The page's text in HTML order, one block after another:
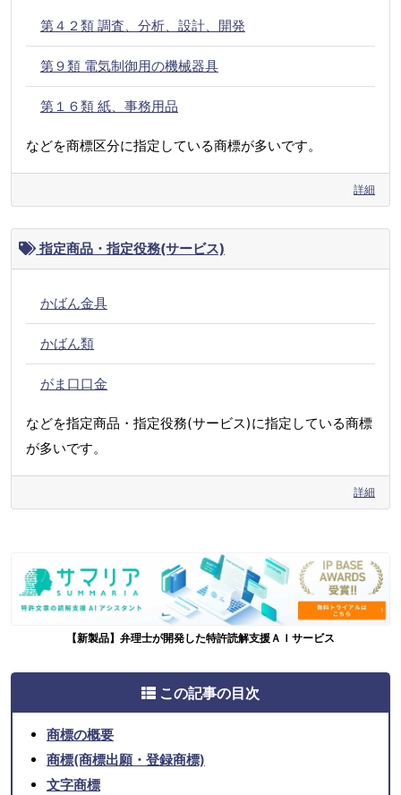
第４２類 調査、分析、設計、開発
第９類 電気制御用の機械器具
第１６類 紙、事務用品
などを商標区分に指定している商標が多いです。
詳細
指定商品・指定役務(サービス)
かばん金具
かばん類
がま口口金
などを指定商品・指定役務(サービス)に指定している商標
が多いです。
詳細
【新製品】弁理士が開発した特許読解支援ＡＩサービス
この記事の目次
商標の概要
商標(商標出願・登録商標)
文字商標